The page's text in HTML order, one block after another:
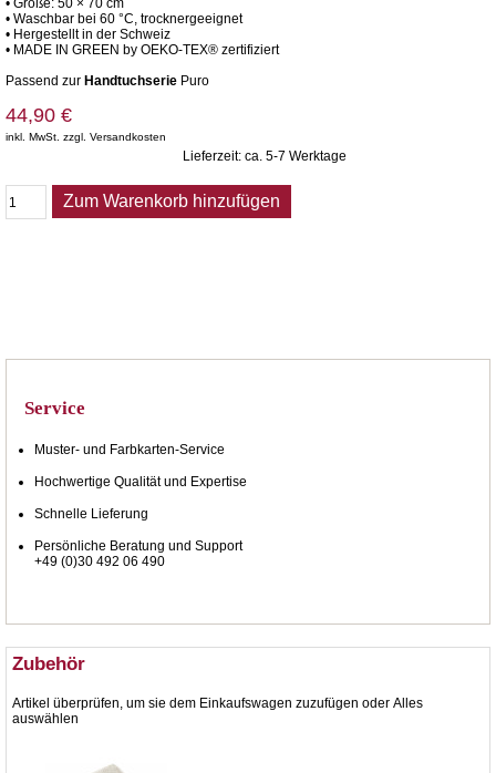
• Größe: 50 × 70 cm
• Waschbar bei 60 °C, trocknergeeignet
• Hergestellt in der Schweiz
• MADE IN GREEN by OEKO-TEX® zertifiziert
Passend zur Handtuchserie Puro
44,90 €
inkl. MwSt. zzgl. Versandkosten
Lieferzeit: ca. 5-7 Werktage
Zum Warenkorb hinzufügen
Service
Muster- und Farbkarten-Service
Hochwertige Qualität und Expertise
Schnelle Lieferung
Persönliche Beratung und Support
+49 (0)30 492 06 490
Zubehör
Artikel überprüfen, um sie dem Einkaufswagen zuzufügen oder Alles
auswählen